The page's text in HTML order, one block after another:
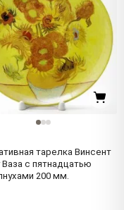
тарелка Винсент
Ваза с пятнадцатью
200 мм.